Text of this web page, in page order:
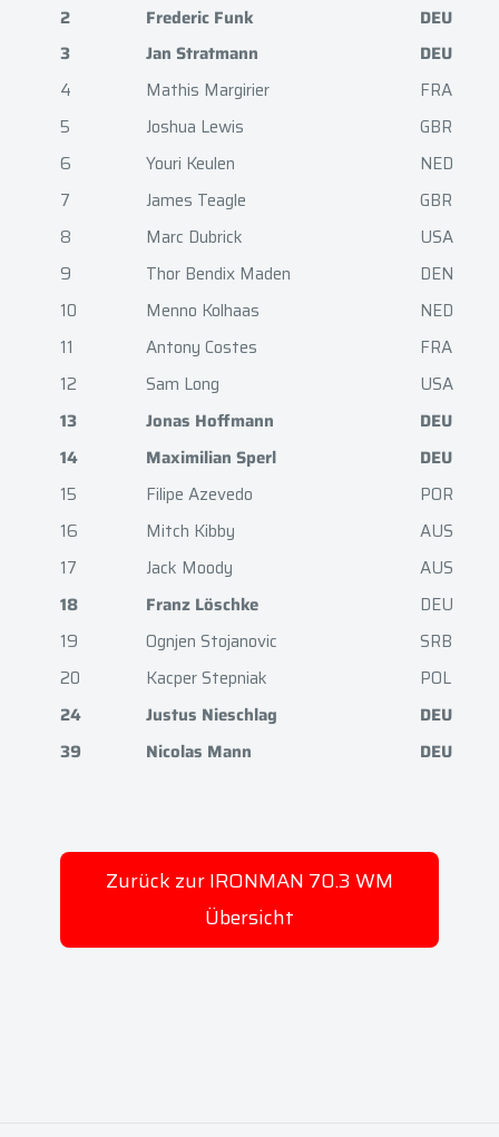
2
Frederic Funk
DEU
3
Jan Stratmann
DEU
4
Mathis Margirier
FRA
5
Joshua Lewis
GBR
6
Youri Keulen
NED
7
James Teagle
GBR
8
Marc Dubrick
USA
9
Thor Bendix Maden
DEN
10
Menno Kolhaas
NED
11
Antony Costes
FRA
12
Sam Long
USA
13
Jonas Hoffmann
DEU
14
Maximilian Sperl
DEU
15
Filipe Azevedo
POR
16
Mitch Kibby
AUS
17
Jack Moody
AUS
18
Franz Löschke
DEU
19
Ognjen Stojanovic
SRB
20
Kacper Stepniak
POL
24
Justus Nieschlag
DEU
39
Nicolas Mann DEU
Zurück zur IRONMAN 70.3 WM
Übersicht